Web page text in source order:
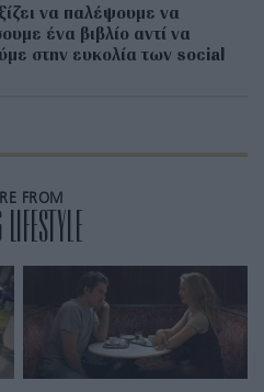
να παλέψουμε να
ένα βιβλίο αντί να
στην ευκολία των social
FROM